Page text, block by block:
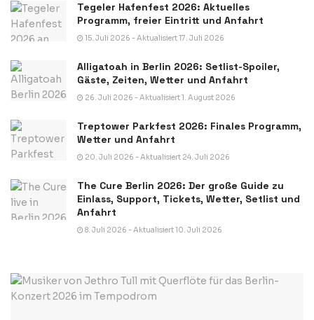
Tegeler Hafenfest 2026: Aktuelles
Programm, freier Eintritt und Anfahrt
15. Juli 2026 - Aktualisiert 17. Juli 2026
Alligatoah in Berlin 2026: Setlist-Spoiler,
Gäste, Zeiten, Wetter und Anfahrt
26. Juli 2026 - Aktualisiert 1. August 2026
Treptower Parkfest 2026: Finales Programm,
Wetter und Anfahrt
20. Juli 2026 - Aktualisiert 24. Juli 2026
The Cure Berlin 2026: Der große Guide zu
Einlass, Support, Tickets, Wetter, Setlist und
Anfahrt
8. Juli 2026 - Aktualisiert 10. Juli 2026